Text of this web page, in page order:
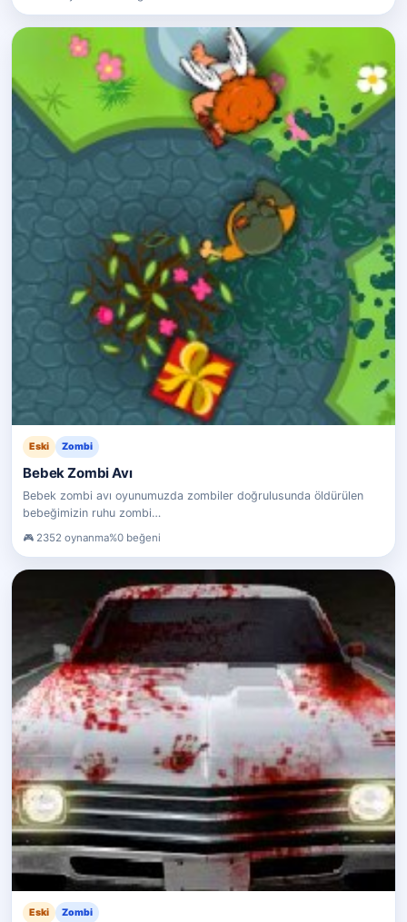
Eski Zombi
Bebek Zombi Avı
Bebek zombi avı oyunumuzda zombiler doğrulusunda öldürülen
bebeğimizin ruhu zombi…
2352 oynanma%0 beğeni
Eski Zombi